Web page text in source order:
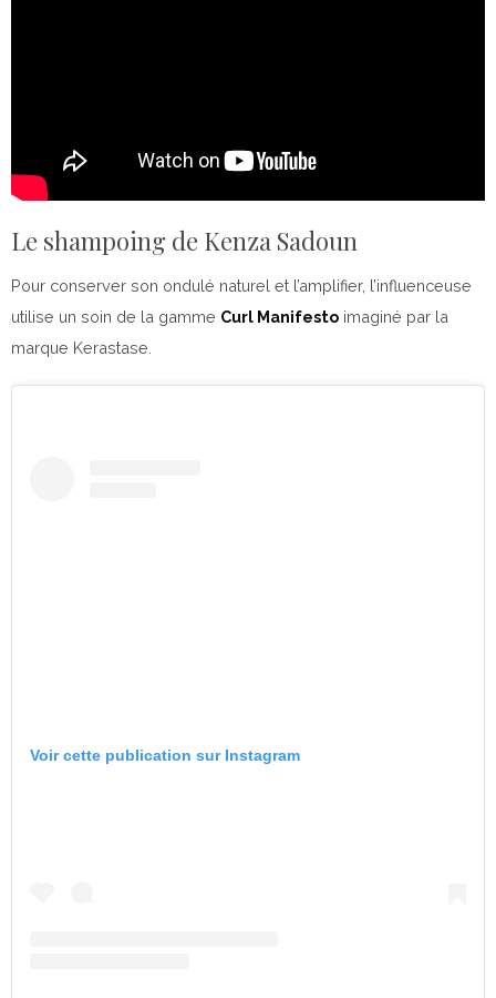
Le shampoing de Kenza Sadoun
Pour conserver son ondulé naturel et l’amplifier, l’influenceuse
utilise un soin de la gamme Curl Manifesto imaginé par la
marque Kerastase.
Voir cette publication sur Instagram